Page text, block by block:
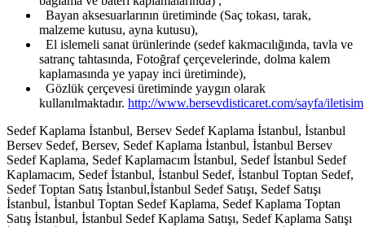
Bayan aksesuarlarının üretiminde (Saç tokası, tarak,
malzeme kutusu, ayna kutusu),
El islemeli sanat ürünlerinde (sedef kakmacılığında, tavla ve
satranç tahtasında, Fotoğraf çerçevelerinde, dolma kalem
kaplamasında ye yapay inci üretiminde),
Gözlük çerçevesi üretiminde yaygın olarak
kullanılmaktadır. http://www.bersevdisticaret.com/sayfa/iletisim
Sedef Kaplama İstanbul, Bersev Sedef Kaplama İstanbul, İstanbul
Bersev Sedef, Bersev, Sedef Kaplama İstanbul, İstanbul Bersev
Sedef Kaplama, Sedef Kaplamacım İstanbul, Sedef İstanbul Sedef
Kaplamacım, Sedef İstanbul, İstanbul Sedef, İstanbul Toptan Sedef,
Sedef Toptan Satış İstanbul,İstanbul Sedef Satışı, Sedef Satışı
İstanbul, İstanbul Toptan Sedef Kaplama, Sedef Kaplama Toptan
Satış İstanbul, İstanbul Sedef Kaplama Satışı, Sedef Kaplama Satışı